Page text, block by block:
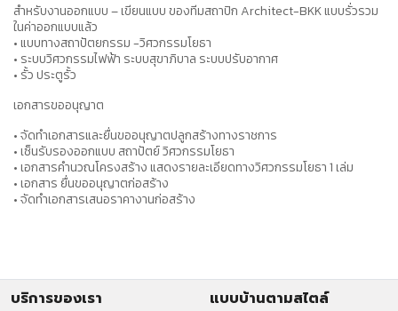
สำหรับงานออกแบบ – เขียนแบบของทีมสถาปิก Architect-BKK แบบรั่วรวม
ในค่าออกแบบแล้ว
• แบบทางสถาปัตยกรรม -วิศวกรรมโยธา
• ระบบวิศวกรรมไฟฟ้า ระบบสุขาภิบาล ระบบปรับอากาศ
• รั้ว ประตูรั้ว
เอกสารขออนุญาต
• จัดทำเอกสารและยื่นขออนุญาตปลูกสร้างทางราชการ
• เซ็นรับรองออกแบบ สถาปัตย์ วิศวกรรมโยธา
• เอกสารคำนวณโครงสร้าง แสดงรายละเอียดทางวิศวกรรมโยธา 1 เล่ม
• เอกสาร ยื่นขออนุญาตก่อสร้าง
• จัดทำเอกสารเสนอราคางานก่อสร้าง
บริการของเรา แบบบ้านตามสไตล์